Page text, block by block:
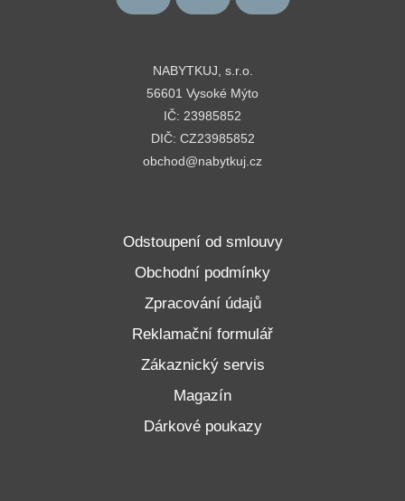
NABYTKUJ, s.r.o.
56601 Vysoké Mýto
IČ: 23985852
DIČ: CZ23985852
obchod@nabytkuj.cz
Odstoupení od smlouvy
Obchodní podmínky
Zpracování údajů
Reklamační formulář
Zákaznický servis
Magazín
Dárkové poukazy